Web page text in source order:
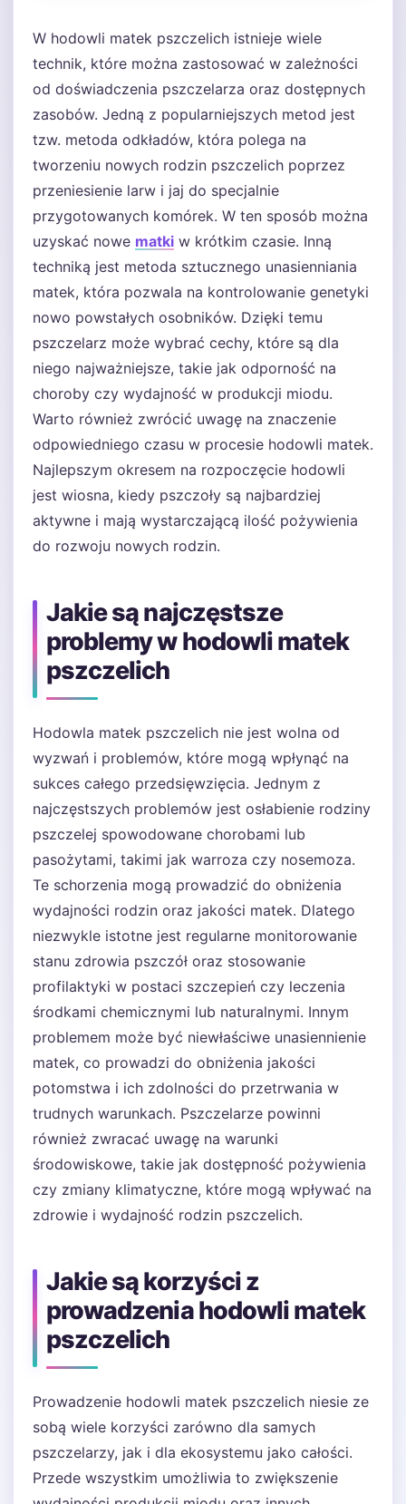
W hodowli matek pszczelich istnieje wiele
technik, które można zastosować w zależności
od doświadczenia pszczelarza oraz dostępnych
zasobów. Jedną z popularniejszych metod jest
tzw. metoda odkładów, która polega na
tworzeniu nowych rodzin pszczelich poprzez
przeniesienie larw i jaj do specjalnie
przygotowanych komórek. W ten sposób można
uzyskać nowe matki w krótkim czasie. Inną
techniką jest metoda sztucznego unasienniania
matek, która pozwala na kontrolowanie genetyki
nowo powstałych osobników. Dzięki temu
pszczelarz może wybrać cechy, które są dla
niego najważniejsze, takie jak odporność na
choroby czy wydajność w produkcji miodu.
Warto również zwrócić uwagę na znaczenie
odpowiedniego czasu w procesie hodowli matek.
Najlepszym okresem na rozpoczęcie hodowli
jest wiosna, kiedy pszczoły są najbardziej
aktywne i mają wystarczającą ilość pożywienia
do rozwoju nowych rodzin.
Jakie są najczęstsze
problemy w hodowli matek
pszczelich
Hodowla matek pszczelich nie jest wolna od
wyzwań i problemów, które mogą wpłynąć na
sukces całego przedsięwzięcia. Jednym z
najczęstszych problemów jest osłabienie rodziny
pszczelej spowodowane chorobami lub
pasożytami, takimi jak warroza czy nosemoza.
Te schorzenia mogą prowadzić do obniżenia
wydajności rodzin oraz jakości matek. Dlatego
niezwykle istotne jest regularne monitorowanie
stanu zdrowia pszczół oraz stosowanie
profilaktyki w postaci szczepień czy leczenia
środkami chemicznymi lub naturalnymi. Innym
problemem może być niewłaściwe unasiennienie
matek, co prowadzi do obniżenia jakości
potomstwa i ich zdolności do przetrwania w
trudnych warunkach. Pszczelarze powinni
również zwracać uwagę na warunki
środowiskowe, takie jak dostępność pożywienia
czy zmiany klimatyczne, które mogą wpływać na
zdrowie i wydajność rodzin pszczelich.
Jakie są korzyści z
prowadzenia hodowli matek
pszczelich
Prowadzenie hodowli matek pszczelich niesie ze
sobą wiele korzyści zarówno dla samych
pszczelarzy, jak i dla ekosystemu jako całości.
Przede wszystkim umożliwia to zwiększenie